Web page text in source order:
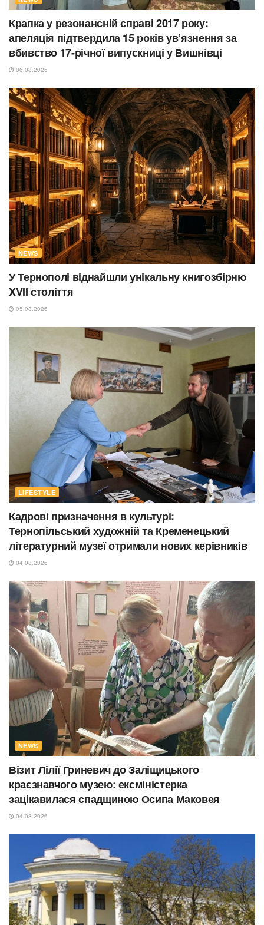
Крапка у резонансній справі 2017 року:
апеляція підтвердила 15 років ув’язнення за
вбивство 17-річної випускниці у Вишнівці
06.08.2026
NEWS
У Тернополі віднайшли унікальну книгозбірню
XVII століття
05.08.2026
LIFESTYLE
Кадрові призначення в культурі:
Тернопільський художній та Кременецький
літературний музеї отримали нових керівників
04.08.2026
NEWS
Візит Лілії Гриневич до Заліщицького
краєзнавчого музею: ексміністерка
зацікавилася спадщиною Осипа Маковея
04.08.2026